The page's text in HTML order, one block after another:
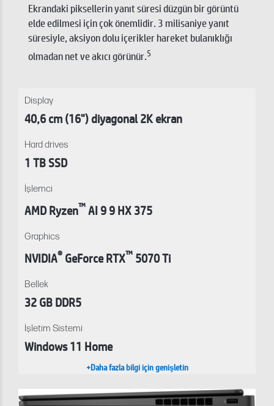
Ekrandaki piksellerin yanıt süresi düzgün bir görüntü
elde edilmesi için çok önemlidir. 3 milisaniye yanıt
süresiyle, aksiyon dolu içerikler hareket bulanıklığı
olmadan net ve akıcı görünür.5
Display
40,6 cm (16") diyagonal 2K ekran
Hard drives
1 TB SSD
İşlemci
AMD Ryzen™AI 9 9 HX 375
Graphics
NVIDIA®GeForce RTX™5070 Ti
Bellek
32 GB DDR5
İşletim Sistemi
Windows 11 Home
+Daha fazla bilgi için genişletin